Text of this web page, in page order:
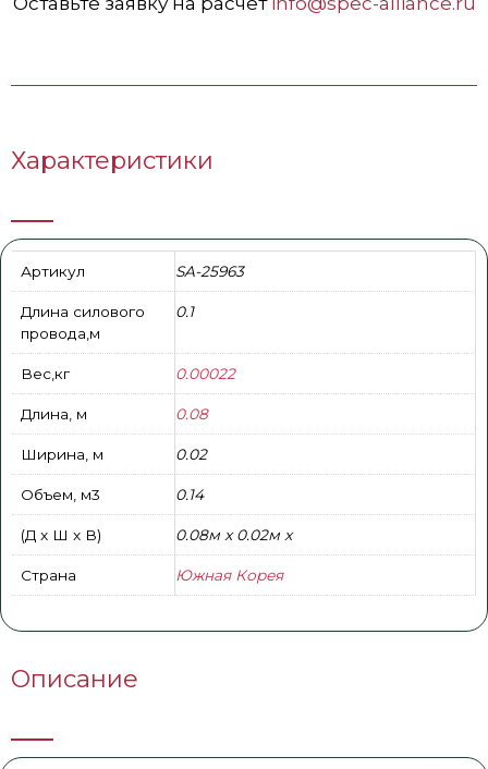
Характеристики
Артикул SA-25963
Длина силового
провода,м
0.1
Вес,кг 0.00022
Длина, м 0.08
Ширина, м 0.02
Объем, м3 0.14
(Д x Ш x В) 0.08м x 0.02м x
Страна Южная Корея
Описание